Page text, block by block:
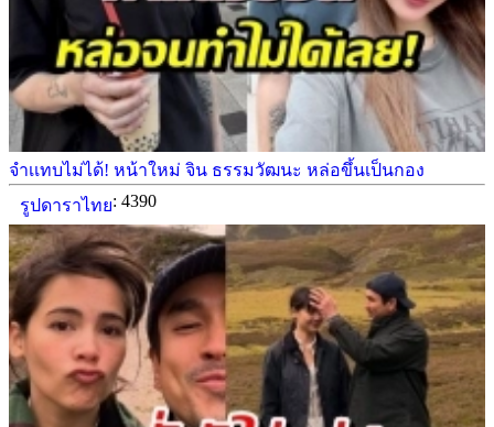
จำเเทบไม่ได้! หน้าใหม่ จิน ธรรมวัฒนะ หล่อขึ้นเป็นกอง
รูปดาราไทย: 4390